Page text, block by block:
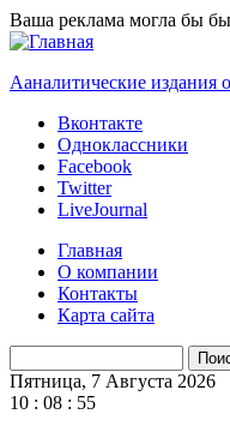
Перейти к основному
Ваша реклама могла бы
Ааналитические издания
Вконтакте
Одноклассники
Facebook
Twitter
LiveJournal
Главная
О компании
Контакты
Карта сайта
Форма поиска
Пятница, 7 Августа 2026
10 : 08 : 55